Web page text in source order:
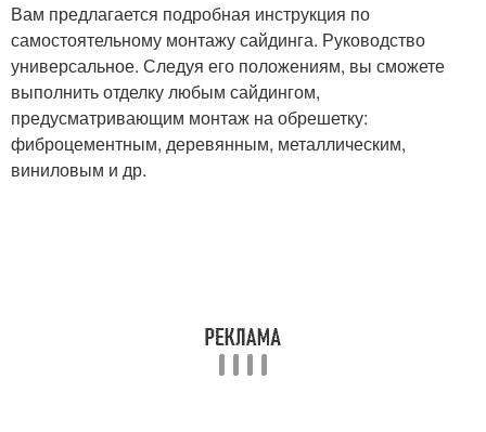
Вам предлагается подробная инструкция по
самостоятельному монтажу сайдинга. Руководство
универсальное. Следуя его положениям, вы сможете
выполнить отделку любым сайдингом,
предусматривающим монтаж на обрешетку:
фиброцементным, деревянным, металлическим,
виниловым и др.